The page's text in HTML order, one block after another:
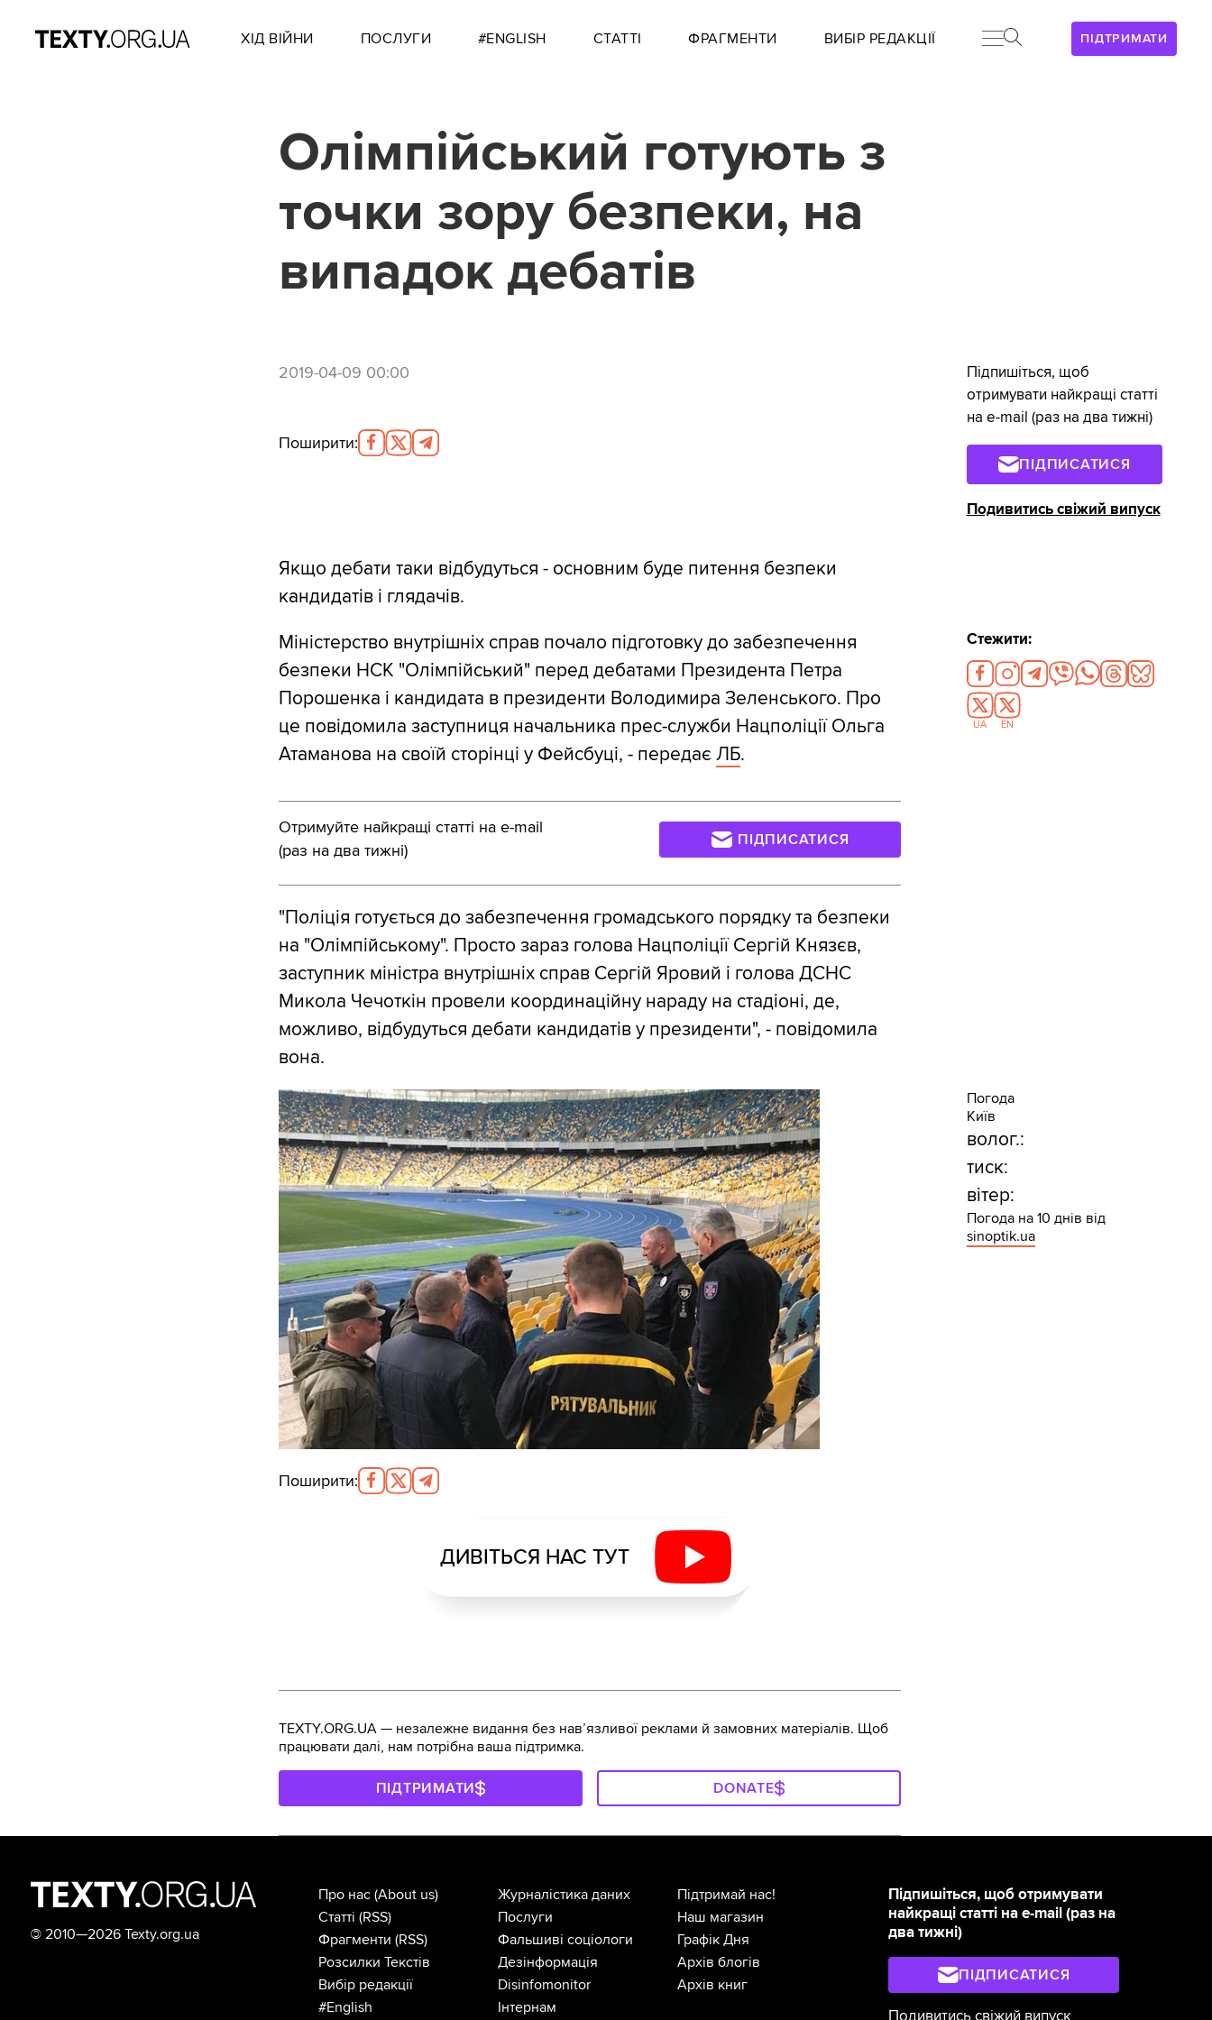
ПІДТРИМАТИ
ХІД ВІЙНИ ПОСЛУГИ #ENGLISH СТАТТІ ФРАГМЕНТИ ВИБІР РЕДАКЦІЇ
Олімпійський готують з
точки зору безпеки, на
випадок дебатів
2019-04-09 00:00
Поширити:
Якщо дебати таки відбудуться - основним буде питення безпеки
кандидатів і глядачів.
Міністерство внутрішніх справ почало підготовку до забезпечення
безпеки НСК "Олімпійський" перед дебатами Президента Петра
Порошенка і кандидата в президенти Володимира Зеленського. Про
це повідомила заступниця начальника прес-служби Нацполіції Ольга
Атаманова на своїй сторінці у Фейсбуці, - передає ЛБ.
Отримуйте найкращі статті на e-mail
(раз на два тижні)
ПІДПИСАТИСЯ
"Поліція готується до забезпечення громадського порядку та безпеки
на "Олімпійському". Просто зараз голова Нацполіції Сергій Князєв,
заступник міністра внутрішніх справ Сергій Яровий і голова ДСНС
Микола Чечоткін провели координаційну нараду на стадіоні, де,
можливо, відбудуться дебати кандидатів у президенти", - повідомила
вона.
Поширити:
ДИВІТЬСЯ НАС ТУТ
Підпишіться, щоб
отримувати найкращі статті
на e-mail (раз на два тижні)
ПІДПИСАТИСЯ
Подивитись свіжий випуск
Стежити:
UA EN
Погода
Київ
волог.:
тиск:
вітер:
Погода на 10 днів від
sinoptik.ua
TEXTY.ORG.UA — незалежне видання без навʼязливої реклами й замовних матеріалів. Щоб
працювати далі, нам потрібна ваша підтримка.
ПІДТРИМАТИ DONATE
© 2010—2026 Texty.org.ua
Підпишіться, щоб отримувати
найкращі статті на e-mail (раз на
два тижні)
ПІДПИСАТИСЯ
Про нас (About us)
Статті (RSS)
Фрагменти (RSS)
Розсилки Текстів
Вибір редакції
#English
Журналістика даних
Послуги
Фальшиві соціологи
Дезінформація
Disinfomonitor
Інтернам
Підтримай нас!
Наш магазин
Графік Дня
Архів блогів
Архів книг